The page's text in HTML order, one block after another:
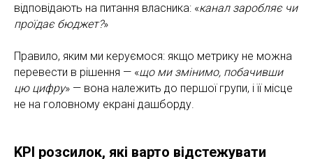
відповідають на питання власника: «канал заробляє чи
проїдає бюджет?»
Правило, яким ми керуємося: якщо метрику не можна
перевести в рішення — «що ми змінимо, побачивши
цю цифру» — вона належить до першої групи, і її місце
не на головному екрані дашборду.
KPI розсилок, які варто відстежувати